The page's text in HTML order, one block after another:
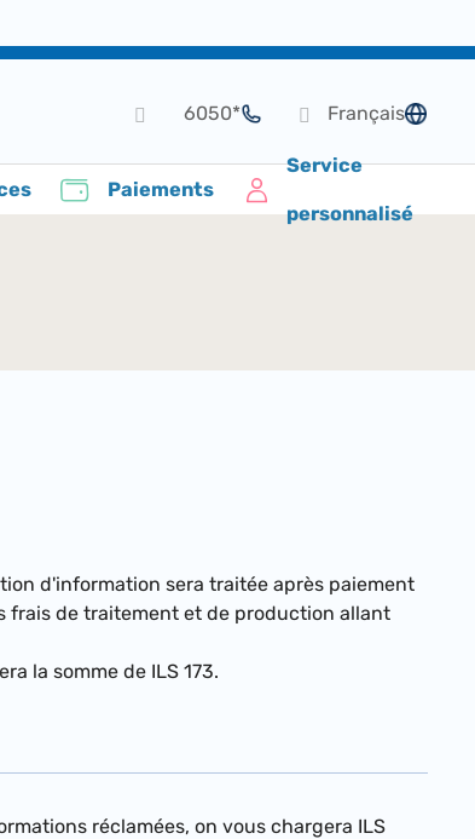
de langue
Français
*6050
Paiements
Service
personnalisé
d'information sera traitée après paiement
frais de traitement et de production allant
la somme de ILS 173.
réclamées, on vous chargera ILS